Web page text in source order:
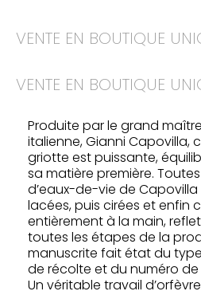
VENTE EN BOUTIQUE
VENTE EN BOUTIQUE
Produite par le grand
italienne, Gianni
griotte est puissante,
sa matière première.
d’eaux-de-vie de
lacées, puis cirées et enfin
entièrement à la main,
toutes les étapes de la
manuscrite fait état du
de récolte et du numéro
Un véritable travail